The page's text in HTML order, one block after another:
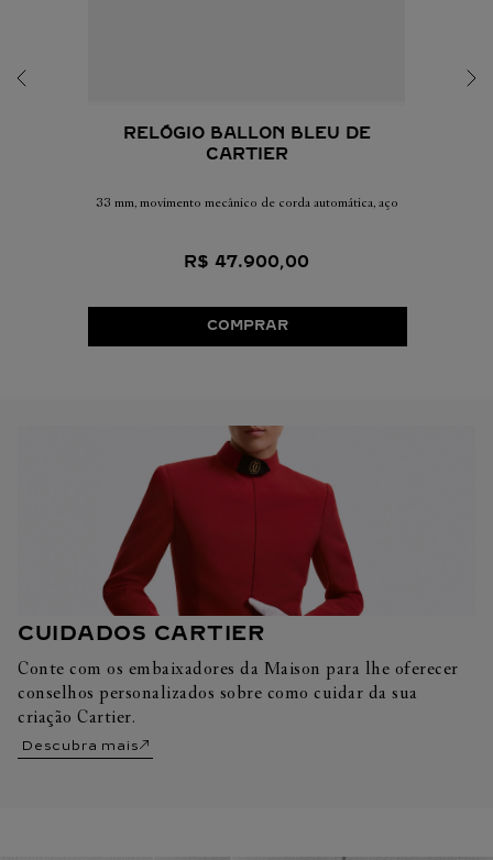
RELÓGIO BALLON BLEU DE
CARTIER
33 mm, movimento mecânico de corda automática, aço
R$ 47.900,00
COMPRAR
CUIDADOS CARTIER
Conte com os embaixadores da Maison para lhe oferecer
conselhos personalizados sobre como cuidar da sua
criação Cartier.
Descubra mais